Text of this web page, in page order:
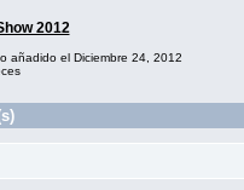
2012
añadido el Diciembre 24, 2012